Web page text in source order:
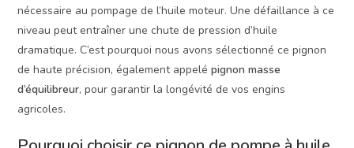
nécessaire au pompage de l’huile moteur. Une défaillance à ce
niveau peut entraîner une chute de pression d’huile
dramatique. C’est pourquoi nous avons sélectionné ce pignon
de haute précision, également appelépignon masse
d’équilibreur, pour garantir la longévité de vos engins
agricoles.